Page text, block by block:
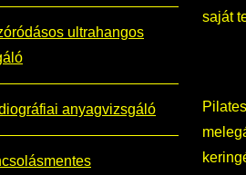
saját
ultrahangos
anyagvizsgáló